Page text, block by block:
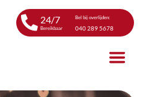
24/7
Bereikbaar
Bel bij overlijden:
040 289 5678